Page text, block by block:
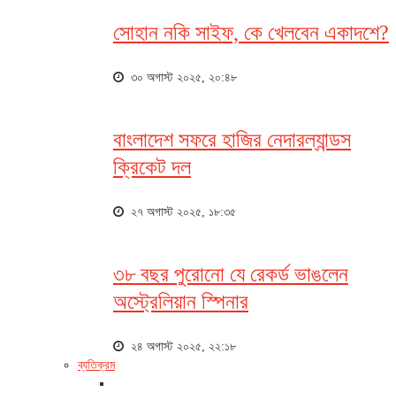
সোহান নকি সাইফ, কে খেলবেন একাদশে?
৩০ অগাস্ট ২০২৫, ২০:৪৮
বাংলাদেশ সফরে হাজির নেদারল্যান্ডস
ক্রিকেট দল
২৭ অগাস্ট ২০২৫, ১৮:৩৫
৩৮ বছর পুরোনো যে রেকর্ড ভাঙলেন
অস্ট্রেলিয়ান স্পিনার
২৪ অগাস্ট ২০২৫, ২২:১৮
ব্যতিক্রম